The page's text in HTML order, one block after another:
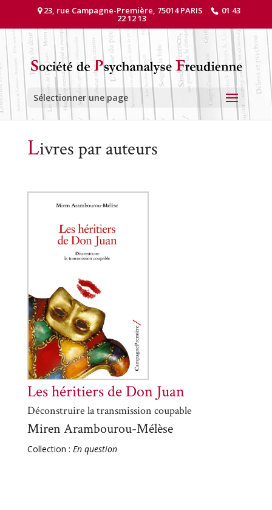
23, rue Campagne-Première, 75014 PARIS 01 43
22 12 13
Sélectionner une page
Livres par auteurs
Les héritiers de Don Juan
Déconstruire la transmission coupable
Miren Arambourou-Mélèse
Collection : En question